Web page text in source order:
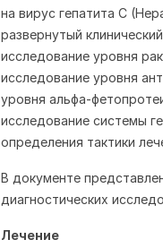
на вирус гепатита C
развернутый
исследование уровня
исследование уровня
уровня альфа-
исследование системы
определения тактики
В документе
диагностических
Лечение